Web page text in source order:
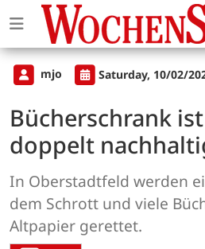
mjo Saturday, 10/02/
Bücherschrank
doppelt
In Oberstadtfeld werden
dem Schrott und viele
Altpapier gerettet.